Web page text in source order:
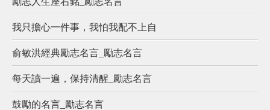
我只擔心一件事，我怕我配不上自
俞敏洪經典勵志名言_勵志名言
每天讀一遍，保持清醒_勵志名言
鼓勵的名言_勵志名言